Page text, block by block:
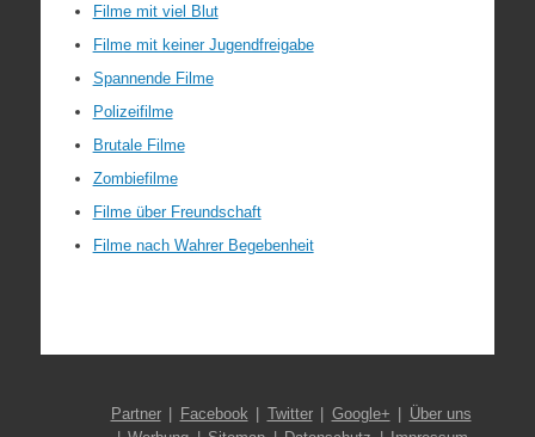
Filme mit viel Blut
Filme mit keiner Jugendfreigabe
Spannende Filme
Polizeifilme
Brutale Filme
Zombiefilme
Filme über Freundschaft
Filme nach Wahrer Begebenheit
Partner Facebook Twitter Google+
Über uns